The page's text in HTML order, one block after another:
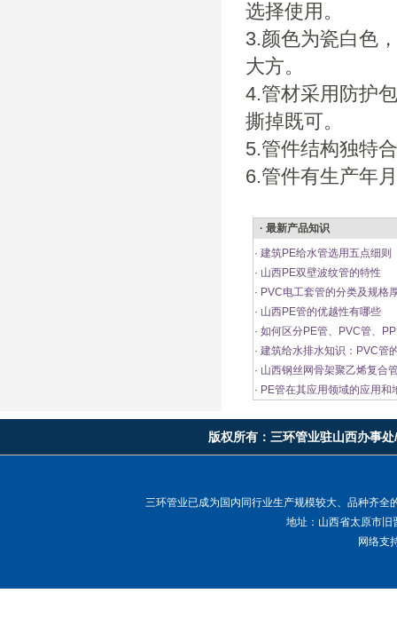
选择使用。
3.颜色为瓷白色
大方。
4.管材采用防护
撕掉既可。
5.管件结构独特
6.管件有生产年
· 最新产品知识
· 建筑PE给水管选用五点细则
· 山西PE双壁波纹管的特性
· PVC电工套管的分类及规格
· 山西PE管的优越性有哪些
· 如何区分PE管、PVC管、
· 建筑给水排水知识：PVC管
· 山西钢丝网骨架聚乙烯复合
· PE管在其应用领域的应用和
版权所有： 三环管业驻山西办事处
三环管业已成为国内同行业生产规模较大、品种齐
地址：山西省太原市
网络支